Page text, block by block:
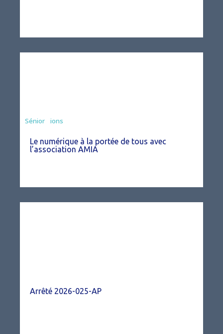
Associations
Sénior
Le numérique à la portée de tous avec
l’association AMIA
Arrêté 2026-025-AP